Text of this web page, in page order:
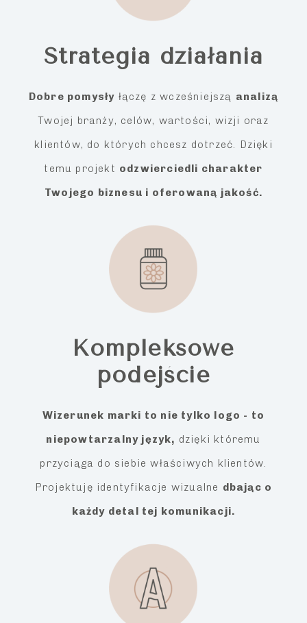
Strategia działania
Dobre pomysły łączę z wcześniejszą analizą
Twojej branży, celów, wartości, wizji oraz
klientów, do których chcesz dotrzeć. Dzięki
temu projekt odzwierciedli charakter
Twojego biznesu i oferowaną jakość.
Kompleksowe
podejście
Wizerunek marki to nie tylko logo - to
niepowtarzalny język, dzięki któremu
przyciąga do siebie właściwych klientów.
Projektuję identyfikacje wizualne dbając o
każdy detal tej komunikacji.